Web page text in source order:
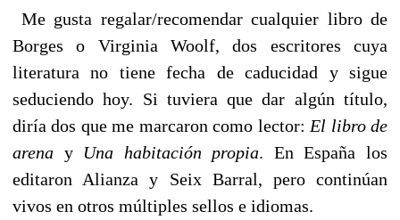
Me gusta regalar/recomendar cualquier libro de
Borges o Virginia Woolf, dos escritores cuya
literatura no tiene fecha de caducidad y sigue
seduciendo hoy. Si tuviera que dar algún título,
diría dos que me marcaron como lector:El libro de
arena y Una habitación propia. En España los
editaron Alianza y Seix Barral, pero continúan
vivos en otros múltiples sellos e idiomas.